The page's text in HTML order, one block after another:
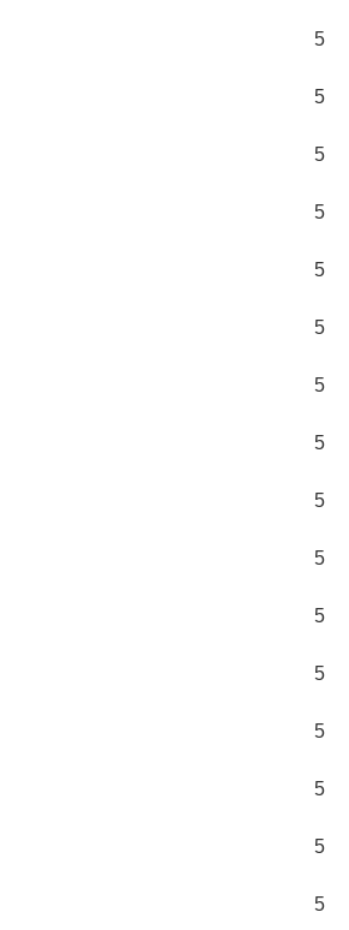
5
5
5
5
5
5
5
5
5
5
5
5
5
5
5
5